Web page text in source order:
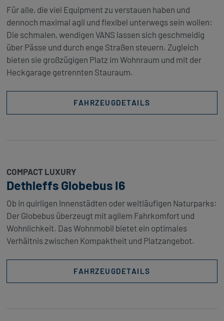
Für alle, die viel Equipment zu verstauen haben und
dennoch maximal agil und flexibel unterwegs sein wollen:
Die schmalen, wendigen VANS lassen sich geschmeidig
über Pässe und durch enge Straßen steuern. Zugleich
bieten sie großzügigen Platz im Wohnraum und mit der
Heckgarage getrennten Stauraum.
FAHRZEUGDETAILS
COMPACT LUXURY
Dethleffs Globebus I6
Ob in quirligen Innenstädten oder weitläufigen Naturparks:
Der Globebus überzeugt mit agilem Fahrkomfort und
Wohnlichkeit. Das Wohnmobil bietet ein optimales
Verhältnis zwischen Kompaktheit und Platzangebot.
FAHRZEUGDETAILS